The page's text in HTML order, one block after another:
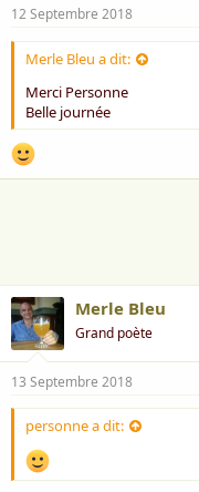
12 Septembre 2018
Merle Bleu a dit:
Merci Personne
Belle journée
Merle Bleu
Grand poète
13 Septembre 2018
personne a dit: